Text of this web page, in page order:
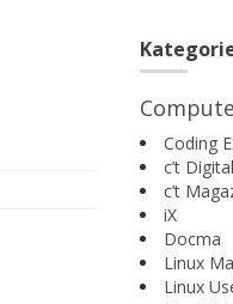
Coding
c’t
c’t
iX
Docma
Linux
Linux